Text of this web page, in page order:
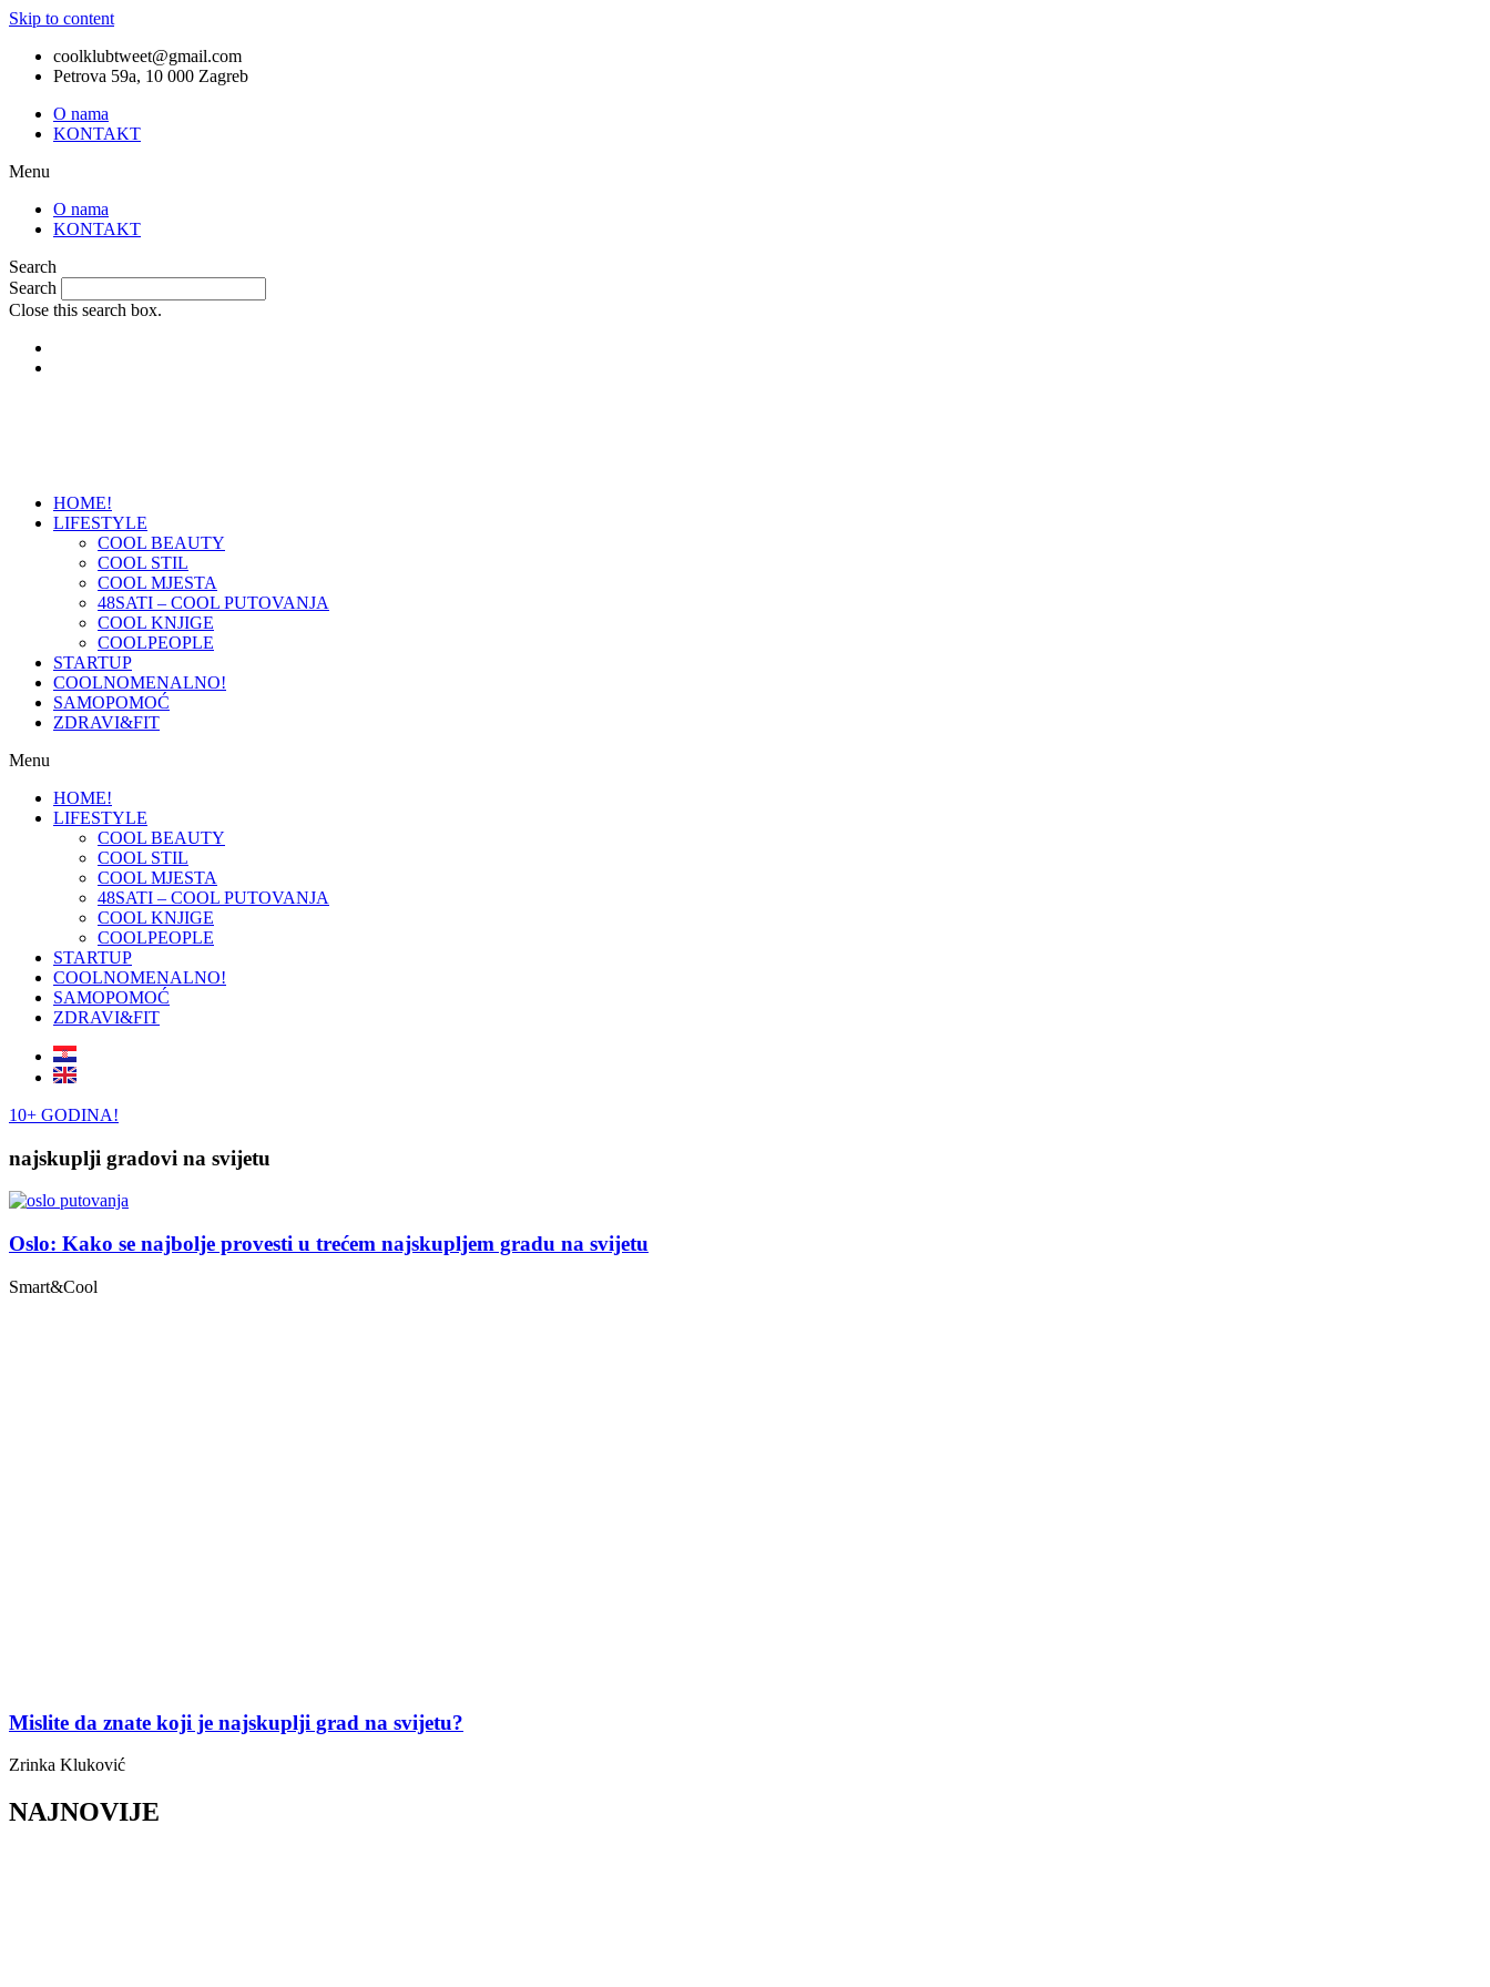
Skip to content
coolklubtweet@gmail.com
Petrova 59a, 10 000 Zagreb
O nama
KONTAKT
Menu
O nama
KONTAKT
Search
Search
Close this search box.
HOME!
LIFESTYLE
COOL BEAUTY
COOL STIL
COOL MJESTA
48SATI – COOL PUTOVANJA
COOL KNJIGE
COOLPEOPLE
STARTUP
COOLNOMENALNO!
SAMOPOMOĆ
ZDRAVI&FIT
Menu
HOME!
LIFESTYLE
COOL BEAUTY
COOL STIL
COOL MJESTA
48SATI – COOL PUTOVANJA
COOL KNJIGE
COOLPEOPLE
STARTUP
COOLNOMENALNO!
SAMOPOMOĆ
ZDRAVI&FIT
10+ GODINA!
najskuplji gradovi na svijetu
Oslo: Kako se najbolje provesti u trećem najskupljem gradu na svijetu
Smart&Cool
Mislite da znate koji je najskuplji grad na svijetu?
Zrinka Kluković
NAJNOVIJE